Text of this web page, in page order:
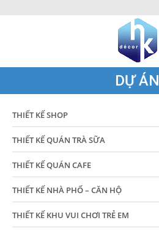
DỰ ÁN
THIẾT KẾ SHOP
THIẾT KẾ QUÁN TRÀ SỮA
THIẾT KẾ QUÁN CAFE
THIẾT KẾ NHÀ PHỐ – CĂN HỘ
THIẾT KẾ KHU VUI CHƠI TRẺ EM